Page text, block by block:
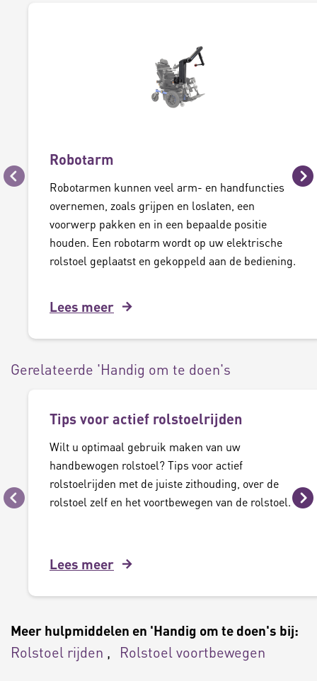
Vorige
Robotarm
Robotarmen kunnen veel arm- en handfuncties
overnemen, zoals grijpen en loslaten, een
voorwerp pakken en in een bepaalde positie
houden. Een robotarm wordt op uw elektrische
rolstoel geplaatst en gekoppeld aan de bediening.
Lees meer
Gerelateerde 'Handig om te doen's
Vorige
Tips voor actief rolstoelrijden
Wilt u optimaal gebruik maken van uw
handbewogen rolstoel? Tips voor actief
rolstoelrijden met de juiste zithouding, over de
rolstoel zelf en het voortbewegen van de rolstoel.
Lees meer
Meer hulpmiddelen en 'Handig om te doen's bij:
Rolstoel rijden Rolstoel voortbewegen